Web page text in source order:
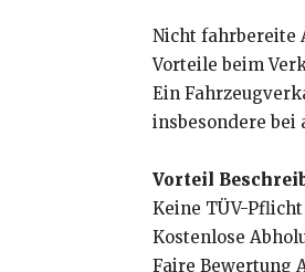
Nicht fahrbereite
Vorteile beim
Ein
insbesondere bei
Vorteil
Keine TÜV-
Kostenlose
Faire Bewertung